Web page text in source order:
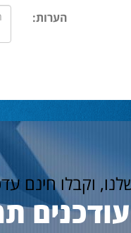
הערות:
וקבלו חינם